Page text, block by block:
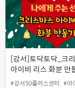
[강서]토닥토닥_크
아이비 리스 화분 만
#강서50플러스센터 #아